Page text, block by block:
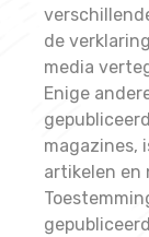
de
media
Enige
magazines,
artikelen en